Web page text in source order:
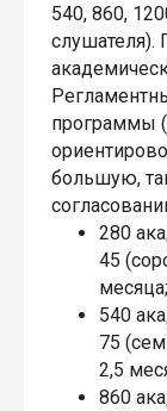
540, 860,
слушателя).
программы
большую,
280
45
месяца;
540
75
2,5
860